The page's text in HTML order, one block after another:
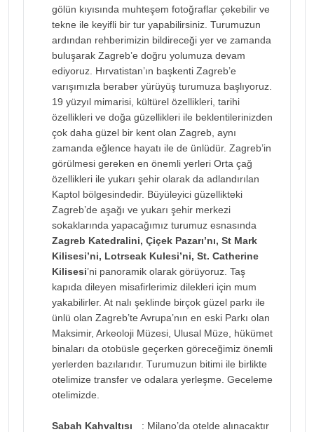
gölün kıyısında muhteşem fotoğraflar çekebilir ve
tekne ile keyifli bir tur yapabilirsiniz. Turumuzun
ardından rehberimizin bildireceği yer ve zamanda
buluşarak Zagreb’e doğru yolumuza devam
ediyoruz. Hırvatistan’ın başkenti Zagreb’e
varışımızla beraber yürüyüş turumuza başlıyoruz.
19 yüzyıl mimarisi, kültürel özellikleri, tarihi
özellikleri ve doğa güzellikleri ile beklentilerinizden
çok daha güzel bir kent olan Zagreb, aynı
zamanda eğlence hayatı ile de ünlüdür. Zagreb’in
görülmesi gereken en önemli yerleri Orta çağ
özellikleri ile yukarı şehir olarak da adlandırılan
Kaptol bölgesindedir. Büyüleyici güzellikteki
Zagreb’de aşağı ve yukarı şehir merkezi
sokaklarında yapacağımız turumuz esnasında
Zagreb Katedralini, Çiçek Pazarı’nı, St Mark
Kilisesi’ni, Lotrseak Kulesi’ni, St. Catherine
Kilisesi’ni panoramik olarak görüyoruz. Taş
kapıda dileyen misafirlerimiz dilekleri için mum
yakabilirler. At nalı şeklinde birçok güzel parkı ile
ünlü olan Zagreb’te Avrupa’nın en eski Parkı olan
Maksimir, Arkeoloji Müzesi, Ulusal Müze, hükümet
binaları da otobüsle geçerken göreceğimiz önemli
yerlerden bazılarıdır. Turumuzun bitimi ile birlikte
otelimize transfer ve odalara yerleşme. Geceleme
otelimizde.
Sabah Kahvaltısı : Milano’da otelde alınacaktır